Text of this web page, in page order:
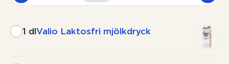
1 dlValio Laktosfri mjölkdryck